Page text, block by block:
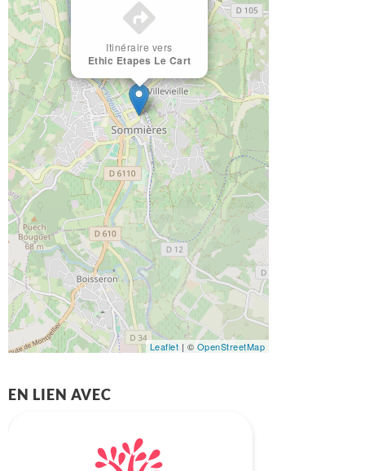
Itinéraire vers
Ethic Etapes Le Cart
Leaflet | © OpenStreetMap
EN LIEN AVEC